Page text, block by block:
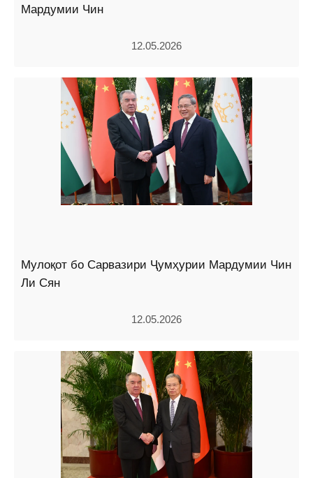
Мардумии Чин
12.05.2026
Мулоқот бо Сарвазири Ҷумҳурии Мардумии Чин
Ли Сян
12.05.2026